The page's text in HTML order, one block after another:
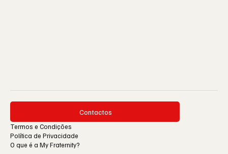
Contactos
Termos e Condições
Política de Privacidade
O que é a My Fraternity?